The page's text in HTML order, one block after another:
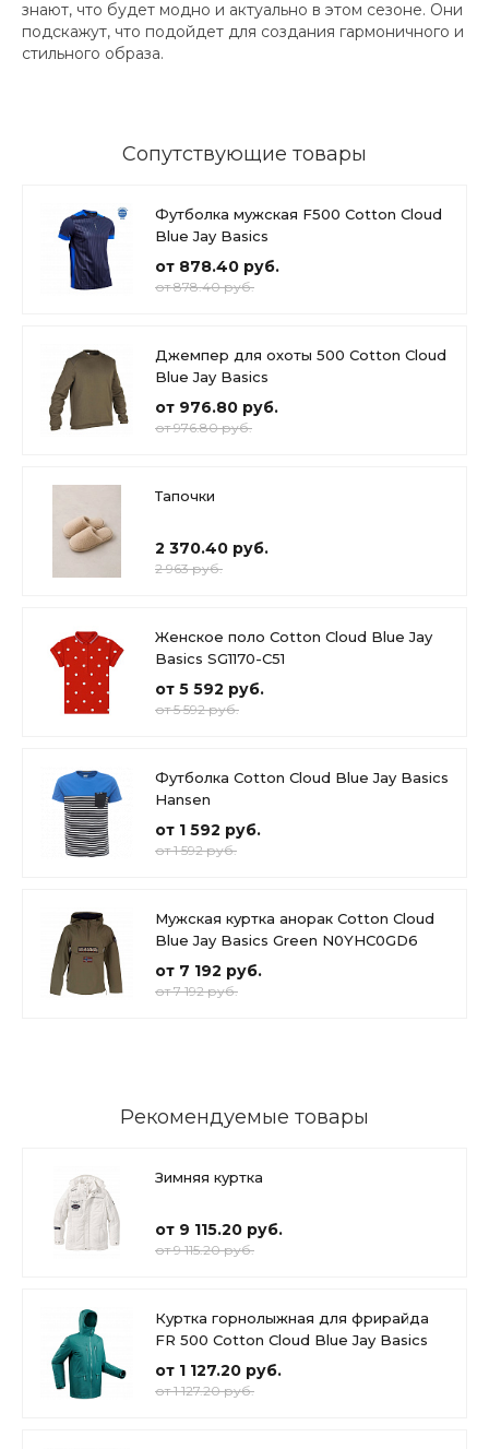
знают, что будет модно и актуально в этом сезоне. Они
подскажут, что подойдет для создания гармоничного и
стильного образа.
Сопутствующие товары
Футболка мужская F500 Cotton Cloud
Blue Jay Basics
от 878.40 руб.
от 878.40 руб.
Джемпер для охоты 500 Cotton Cloud
Blue Jay Basics
от 976.80 руб.
от 976.80 руб.
Тапочки
2 370.40 руб.
2 963 руб.
Женское поло Cotton Cloud Blue Jay
Basics SG1170-C51
от 5 592 руб.
от 5 592 руб.
Футболка Cotton Cloud Blue Jay Basics
Hansen
от 1 592 руб.
от 1 592 руб.
Мужская куртка анорак Cotton Cloud
Blue Jay Basics Green N0YHC0GD6
от 7 192 руб.
от 7 192 руб.
Рекомендуемые товары
Зимняя куртка
от 9 115.20 руб.
от 9 115.20 руб.
Куртка горнолыжная для фрирайда
FR 500 Cotton Cloud Blue Jay Basics
от 1 127.20 руб.
от 1 127.20 руб.